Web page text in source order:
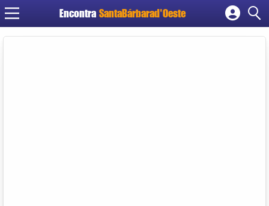
Encontra SantaBárbarad'Oeste
Cadastrar empresa